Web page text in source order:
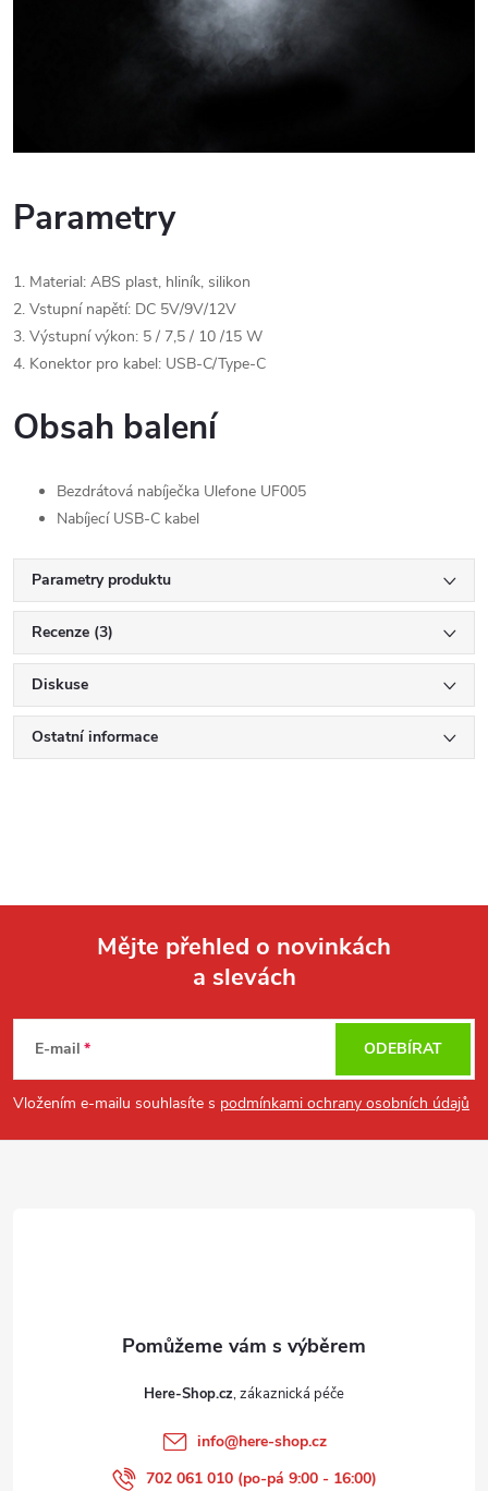
Parametry
1. Material: ABS plast, hliník, silikon
2. Vstupní napětí: DC 5V/9V/12V
3. Výstupní výkon: 5 / 7,5 / 10 /15 W
4. Konektor pro kabel: USB-C/Type-C
Obsah balení
Bezdrátová nabíječka Ulefone UF005
Nabíjecí USB-C kabel
Parametry produktu
Recenze (3)
Diskuse
Ostatní informace
p
a
Mějte přehled o novinkách
a slevách
E-mail
Vložením e-mailu souhlasíte s podmínkami ochrany osobních údajů
ODEBÍRAT
Here-Shop.cz
info@here-shop.cz
702 061 010 (po-pá 9:00 - 16:00)